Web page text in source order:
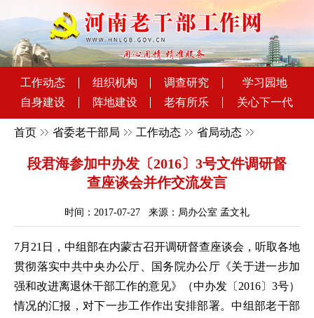
工作动态 组织机构 调查研究
学习园地
自身建设
阵地建设 老有所乐 关心下一代
首页 省委老干部局 工作动态 省局动态
段君海参加中办发〔2016〕3号文件调研督
查座谈会并作交流发言
时间：2017-07-27 来源：局办公室 孟文礼
7月21日，中组部在内蒙古召开调研督查座谈会，听取各地
贯彻落实中共中央办公厅、国务院办公厅《关于进一步加
强和改进离退休干部工作的意见》（中办发〔2016〕3号）
情况的汇报，对下一步工作作出安排部署。中组部老干部